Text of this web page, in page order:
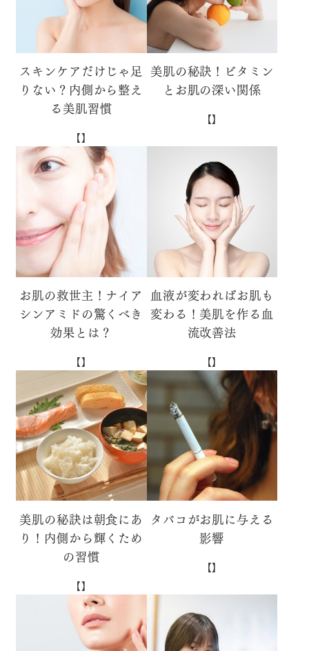
スキンケアだけじゃ足
りない？内側から整え
る美肌習慣
【】
美肌の秘訣！ビタミン
とお肌の深い関係
【】
お肌の救世主！ナイア
シンアミドの驚くべき
効果とは？
【】
血液が変わればお肌も
変わる！美肌を作る血
流改善法
【】
美肌の秘訣は朝食にあ
り！内側から輝くため
の習慣
【】
タバコがお肌に与える
影響
【】